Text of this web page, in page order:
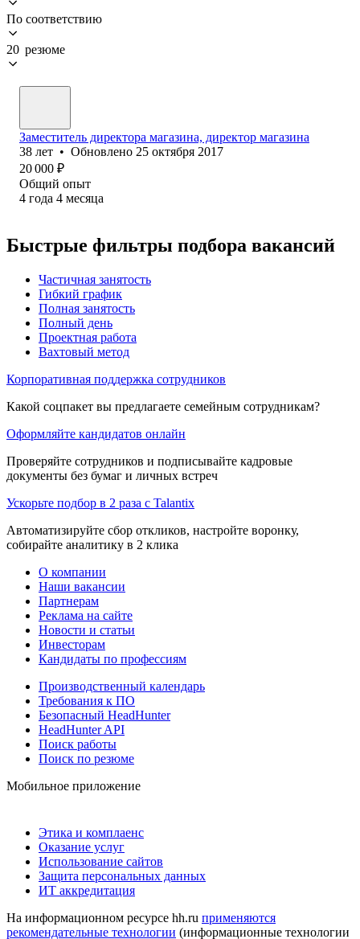
По соответствию
20 резюме
Заместитель директора магазина, директор магазина
38 лет • Обновлено 25 октября 2017
20 000 ₽
Общий опыт
4 года 4 месяца
Быстрые фильтры подбора вакансий
Частичная занятость
Гибкий график
Полная занятость
Полный день
Проектная работа
Вахтовый метод
Корпоративная поддержка сотрудников
Какой соцпакет вы предлагаете семейным сотрудникам?
Оформляйте кандидатов онлайн
Проверяйте сотрудников и подписывайте кадровые
документы без бумаг и личных встреч
Ускорьте подбор в 2 раза с Talantix
Автоматизируйте сбор откликов, настройте воронку,
собирайте аналитику в 2 клика
О компании
Наши вакансии
Партнерам
Реклама на сайте
Новости и статьи
Инвесторам
Кандидаты по профессиям
Производственный календарь
Требования к ПО
Безопасный HeadHunter
HeadHunter API
Поиск работы
Поиск по резюме
Мобильное приложение
Этика и комплаенс
Оказание услуг
Использование сайтов
Защита персональных данных
ИТ аккредитация
На информационном ресурсе hh.ru применяются
рекомендательные технологии (информационные технологии